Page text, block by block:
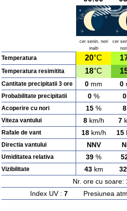
cer senin, nori
inalti
cer
Temperatura 20°C
Temperatura resimitita 18°C
Cantitate precipitatii 3 ore 0 mm 0
Probabilitate precipitatii 0 % 0
Acoperire cu nori 15 % 8
Viteza vantului 8km/h 7
Rafale de vant 18km/h 15
Directia vantului NNV
Umiditatea relativa 39 %
Vizibilitate 43km 32
Nr. ore cu soare:
Index UV : 7Presiunea